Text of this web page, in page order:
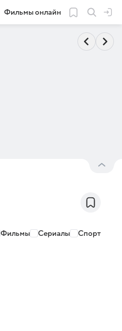
Фильмы онлайн
Фильмы Сериалы Спорт